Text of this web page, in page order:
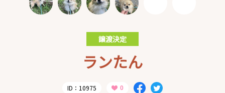
譲渡決定
ランたん
ID：10975